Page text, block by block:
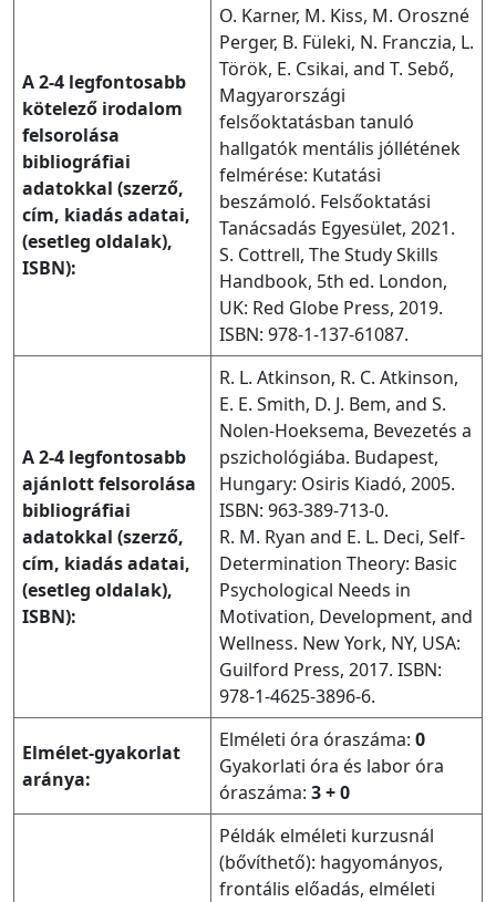
A 2-4 legfontosabb
kötelező irodalom
felsorolása
bibliográfiai
adatokkal (szerző,
cím, kiadás adatai,
(esetleg oldalak),
ISBN):
O. Karner, M. Kiss, M. Oroszné
Perger, B. Füleki, N. Franczia, L.
Török, E. Csikai, and T. Sebő,
Magyarországi
felsőoktatásban tanuló
hallgatók mentális jóllétének
felmérése: Kutatási
beszámoló. Felsőoktatási
Tanácsadás Egyesület, 2021.
S. Cottrell, The Study Skills
Handbook, 5th ed. London,
UK: Red Globe Press, 2019.
ISBN: 978-1-137-61087.
A 2-4 legfontosabb
ajánlott felsorolása
bibliográfiai
adatokkal (szerző,
cím, kiadás adatai,
(esetleg oldalak),
ISBN):
R. L. Atkinson, R. C. Atkinson,
E. E. Smith, D. J. Bem, and S.
Nolen-Hoeksema, Bevezetés a
pszichológiába. Budapest,
Hungary: Osiris Kiadó, 2005.
ISBN: 963-389-713-0.
R. M. Ryan and E. L. Deci, Self-
Determination Theory: Basic
Psychological Needs in
Motivation, Development, and
Wellness. New York, NY, USA:
Guilford Press, 2017. ISBN:
978-1-4625-3896-6.
Elmélet-gyakorlat
aránya:
Elméleti óra óraszáma: 0
Gyakorlati óra és labor óra
óraszáma: 3 + 0
Példák elméleti kurzusnál
(bővíthető): hagyományos,
frontális előadás, elméleti